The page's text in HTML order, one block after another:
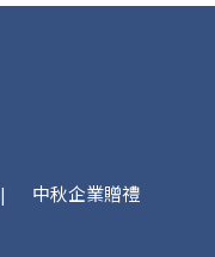
中秋企業贈禮